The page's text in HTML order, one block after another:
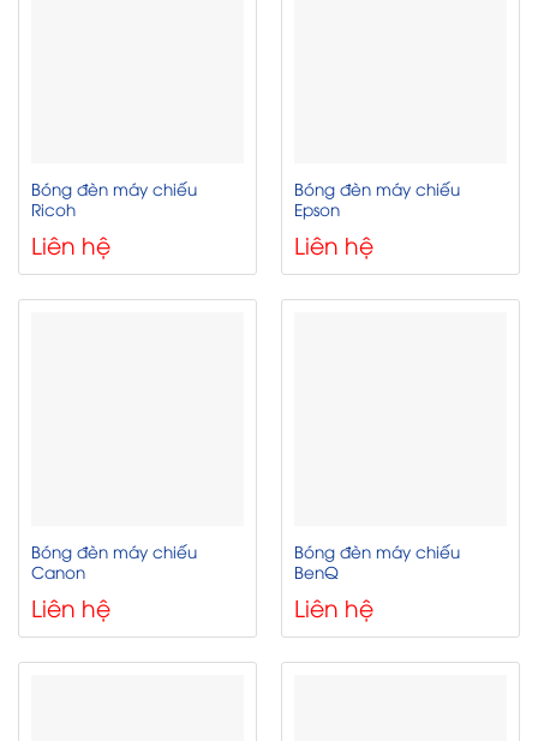
Bóng đèn máy chiếu
Ricoh
Liên hệ
Bóng đèn máy chiếu
Epson
Liên hệ
Bóng đèn máy chiếu
Canon
Liên hệ
Bóng đèn máy chiếu
BenQ
Liên hệ